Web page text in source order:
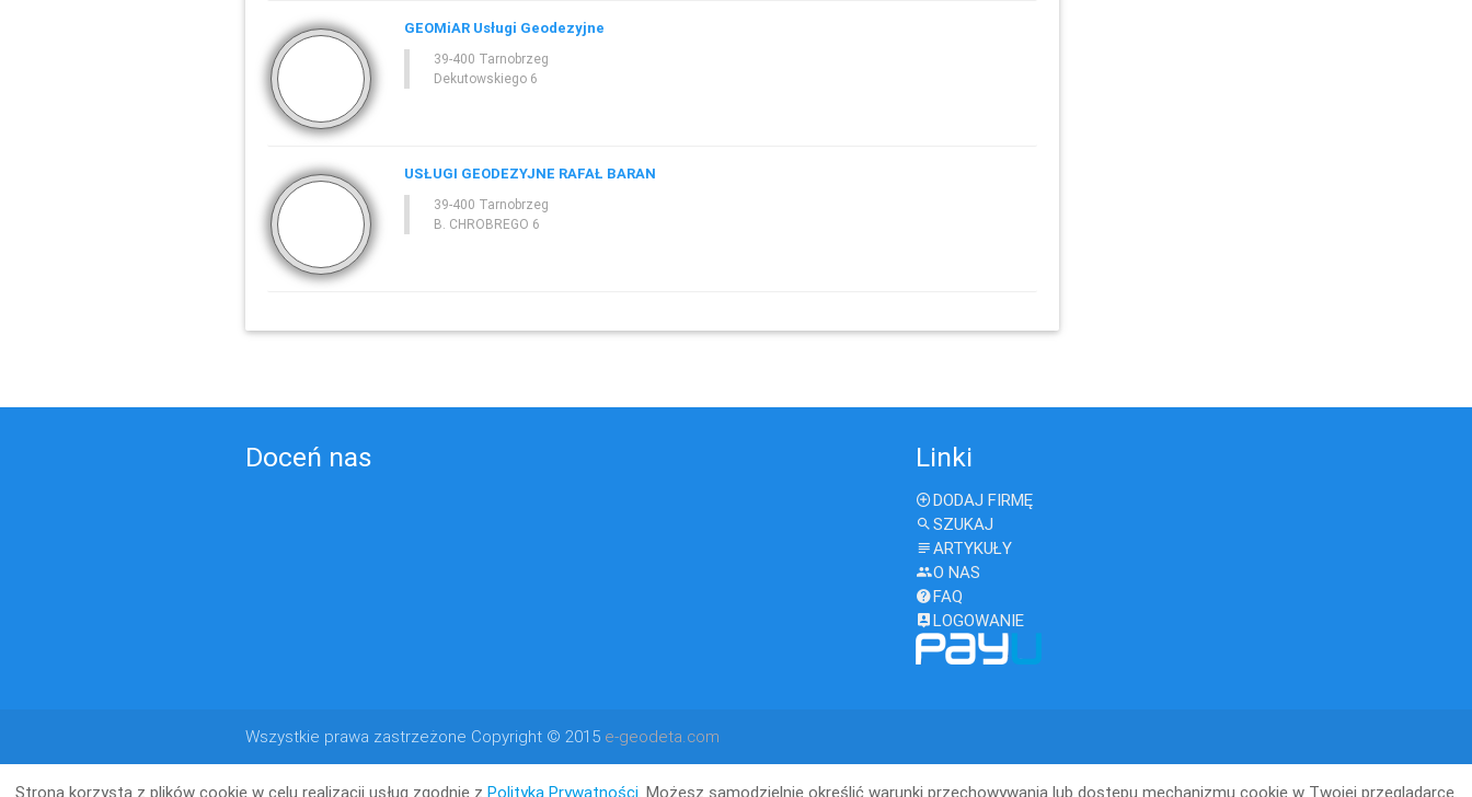
GEOMiAR Usługi Geodezyjne
39-400 Tarnobrzeg
Dekutowskiego 6
USŁUGI GEODEZYJNE RAFAŁ BARAN
39-400 Tarnobrzeg
B. CHROBREGO 6
Doceń nas Linki
DODAJ FIRMĘ
SZUKAJ
ARTYKUŁY
O NAS
FAQ
LOGOWANIE
Wszystkie prawa zastrzeżone Copyright © 2015 e-geodeta.com
Strona korzysta z plików cookie w celu realizacji usług zgodnie z Polityką Prywatności. Możesz samodzielnie określić warunki przechowywania lub dostępu mechanizmu cookie w Twojej przeglądarce.